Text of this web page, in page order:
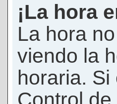
¡La hora
La hora
viendo la
horaria.